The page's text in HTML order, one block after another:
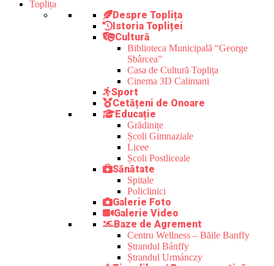
Toplița
Despre Toplița
Istoria Topliței
Cultură
Biblioteca Municipală “George
Sbârcea”
Casa de Cultură Toplița
Cinema 3D Calimani
Sport
Cetățeni de Onoare
Educație
Grădinițe
Școli Gimnaziale
Licee
Școli Postliceale
Sănătate
Spitale
Policlinici
Galerie Foto
Galerie Video
Baze de Agrement
Centru Wellness – Băile Banffy
Ștrandul Bánffy
Ștrandul Urmánczy